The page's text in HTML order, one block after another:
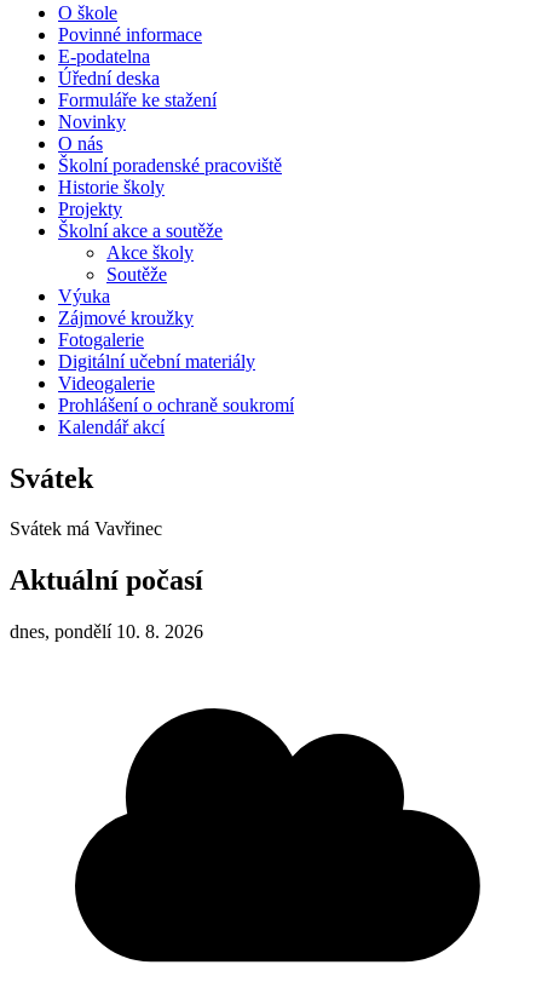
O škole
Povinné informace
E-podatelna
Úřední deska
Formuláře ke stažení
Novinky
O nás
Školní poradenské pracoviště
Historie školy
Projekty
Školní akce a soutěže
Akce školy
Soutěže
Výuka
Zájmové kroužky
Fotogalerie
Digitální učební materiály
Videogalerie
Prohlášení o ochraně soukromí
Kalendář akcí
Svátek
Svátek má Vavřinec
Aktuální počasí
dnes, pondělí 10. 8. 2026